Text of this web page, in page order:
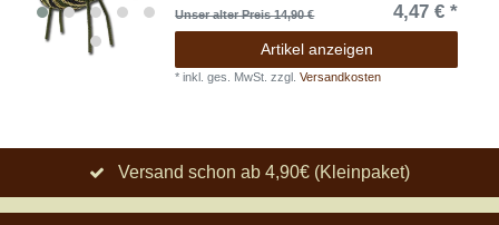
Unser alter Preis 14,90 € 4,47 € *
Artikel anzeigen
*inkl. ges. MwSt. zzgl.Versandkosten
Versand schon ab 4,90€ (Kleinpaket)